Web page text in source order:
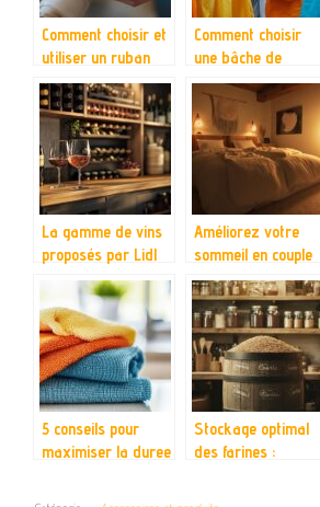
Comment choisir et
utiliser un ruban
autovulnisant pour
vos projets
d’étanchéité
Comment choisir
une bâche de
protection adaptée
à vos besoins
La gamme de vins
proposés par Lidl
sont-ils de qualité ?
Améliorez votre
sommeil en couple
avec la méthode
scandinave des
deux couettes
5 conseils pour
maximiser la duree
Stockage optimal
des farines :